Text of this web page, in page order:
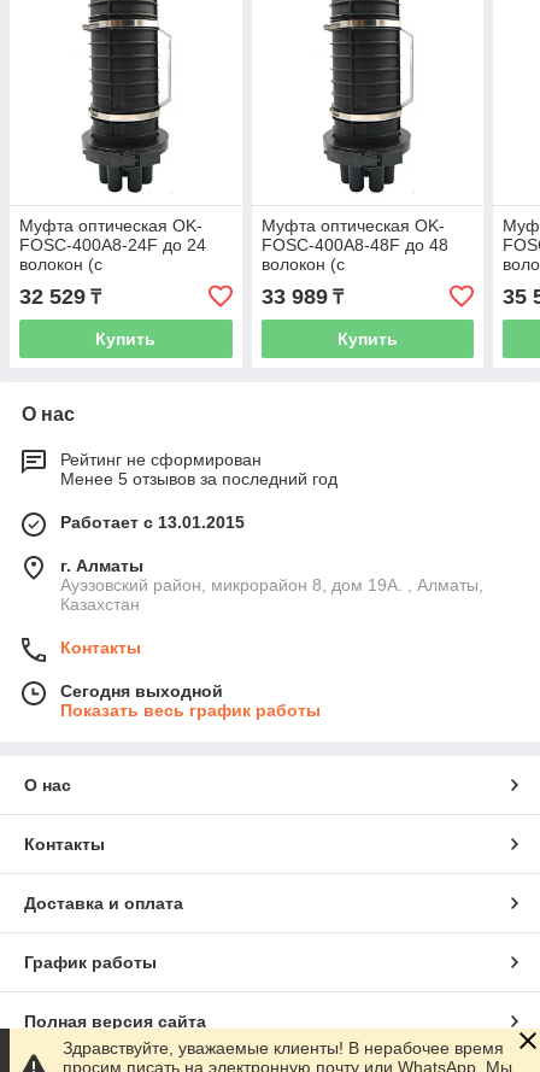
Муфта оптическая OK-
FOSC-400A8-24F до 24
волокон (с
32 529 ₸
Купить
Муфта оптическая OK-
FOSC-400A8-48F до 48
волокон (с
33 989₸
Купить
35
О нас
Рейтинг не сформирован
Менее 5 отзывов за последний год
Работает с 13.01.2015
г. Алматы
Ауэзовский район, микрорайон 8, дом 19А. , Алматы,
Казахстан
Контакты
Сегодня выходной
Показать весь график работы
О нас
Контакты
Доставка и оплата
График работы
Полная версия сайта
Здравствуйте, уважаемые клиенты! В нерабочее время
просим писать на электронную почту или WhatsApp. Мы